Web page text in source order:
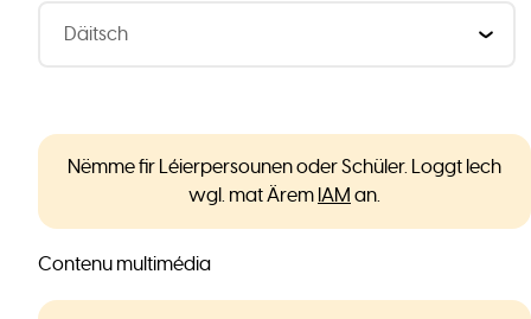
Nëmme fir Léierpersounen oder Schüler. Loggt Iech
wgl. mat Ärem IAM an.
Contenu multimédia